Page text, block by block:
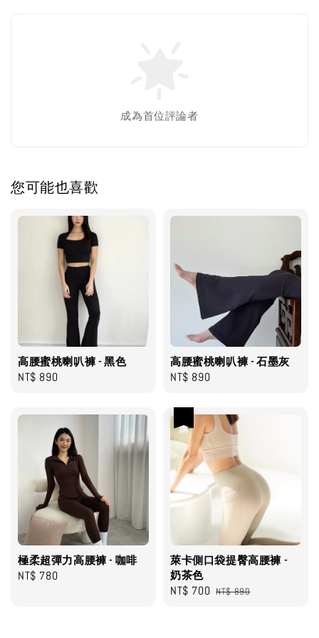
成為首位評論者
您可能也喜歡
高腰蜜桃喇叭褲 - 黑色
Regular
NT$ 890
高腰蜜桃喇叭褲 - 石墨灰
Regular
NT$ 890
極柔超彈力高腰褲 - 咖啡
Regular
NT$ 780
萊卡側口袋提臀高腰褲 -
奶茶色
Sale
NT$ 700 Regular
NT$ 890